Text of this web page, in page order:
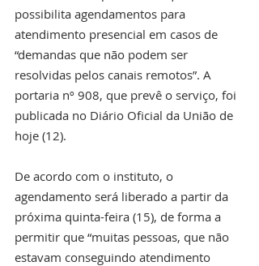
possibilita agendamentos para
atendimento presencial em casos de
“demandas que não podem ser
resolvidas pelos canais remotos”. A
portaria nº 908, que prevê o serviço, foi
publicada no Diário Oficial da União de
hoje (12).
De acordo com o instituto, o
agendamento será liberado a partir da
próxima quinta-feira (15), de forma a
permitir que “muitas pessoas, que não
estavam conseguindo atendimento